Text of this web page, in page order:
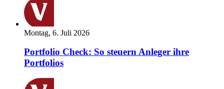
Montag, 6. Juli 2026
Portfolio Check: So steuern Anleger ihre
Portfolios